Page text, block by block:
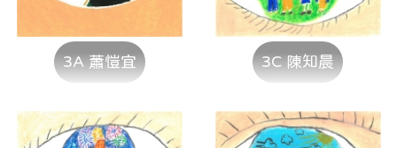
3A 蕭愷宜 3C 陳知晨